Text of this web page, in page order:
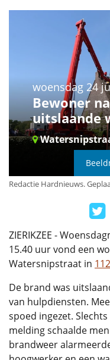
woensdag 24
Bewoner
uitslaande
Redactie Hardnieuws.
ZIERIKZEE -
15.40 uur vond een
Watersnipstraat in
De brand was
van hulpdiensten.
spoed ingezet.
melding schaalde
brandweer